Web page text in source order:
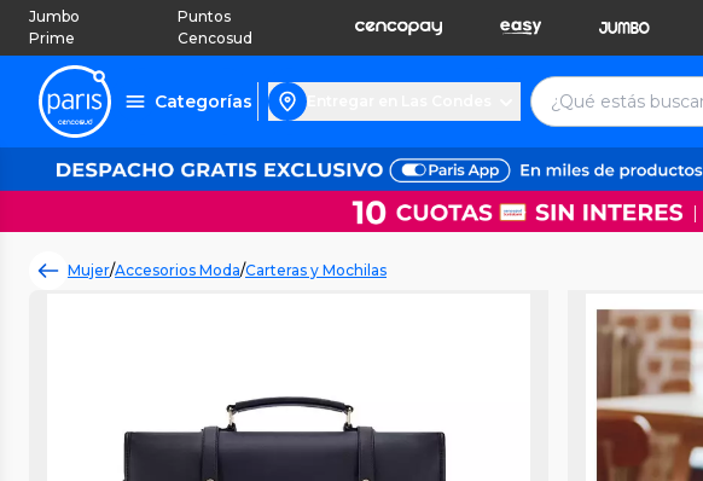
Jumbo
Prime
Puntos
Cencosud
Categorías
Mujer/Accesorios Moda/Carteras y Mochilas